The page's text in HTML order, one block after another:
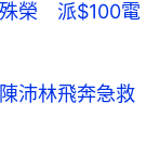
殊榮 派$100電
沛林飛奔急救